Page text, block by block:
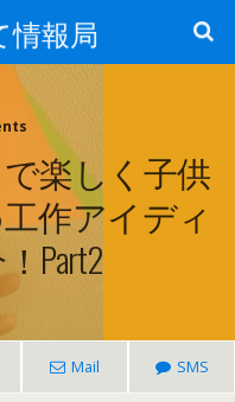
情報局
楽しく子供
作アイディ
part2
Mail SMS